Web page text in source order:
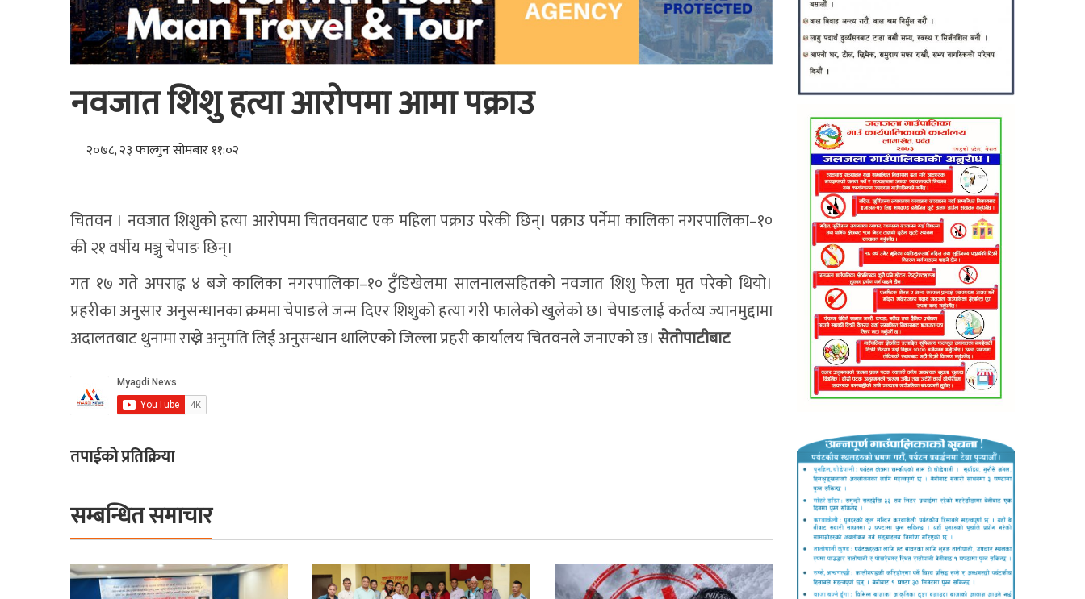
नवजात शिशु हत्या आरोपमा आमा पक्राउ
२०७८, २३ फाल्गुन सोमबार ११:०२
चितवन । नवजात शिशुको हत्या आरोपमा चितवनबाट एक महिला पक्राउ परेकी छिन्। पक्राउ पर्नेमा कालिका नगरपालिका–१०
की २१ वर्षीय मञ्जु चेपाङ छिन्।
गत १७ गते अपराह्न ४ बजे कालिका नगरपालिका–१० टुँडिखेलमा सालनालसहितको नवजात शिशु फेला मृत परेको थियो।
प्रहरीका अनुसार अनुसन्धानका क्रममा चेपाङले जन्म दिएर शिशुको हत्या गरी फालेको खुलेको छ। चेपाङलाई कर्तव्य ज्यानमुद्दामा
अदालतबाट थुनामा राख्ने अनुमति लिई अनुसन्धान थालिएको जिल्ला प्रहरी कार्यालय चितवनले जनाएको छ। सेतोपाटीबाट
तपाईको प्रतिक्रिया
सम्बन्धित समाचार